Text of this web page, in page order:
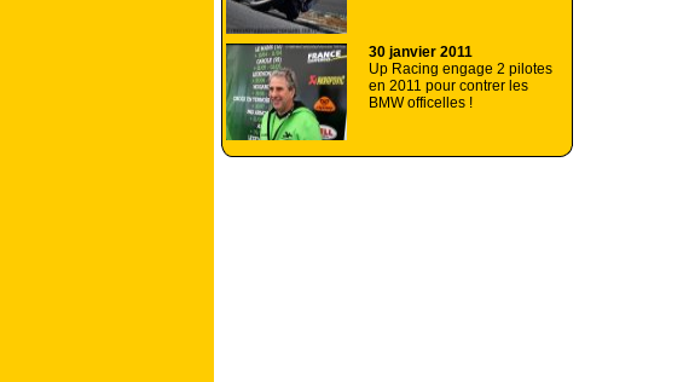
30 janvier 2011
Up Racing engage 2 pilotes
en 2011 pour contrer les
BMW officelles !